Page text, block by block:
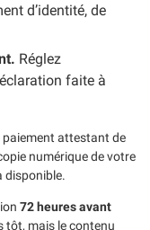
d’identité, de
Réglez
faite à
paiement attestant de
numérique de votre
disponible.
72 heures avant
tôt, mais le contenu